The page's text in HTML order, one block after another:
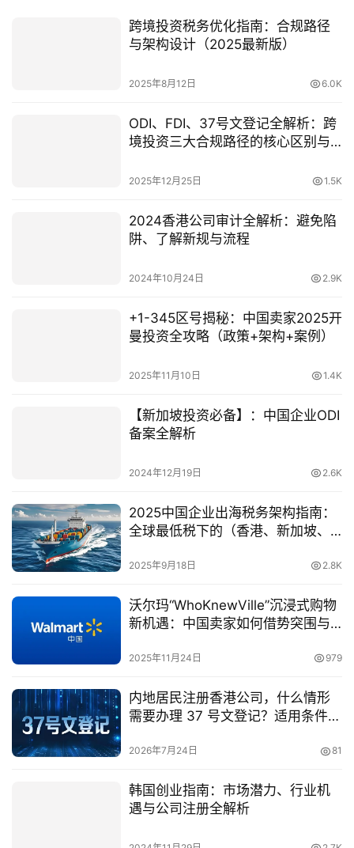
跨境投资税务优化指南：合规路径
与架构设计（2025最新版）
2025年8月12日 6.0K
ODI、FDI、37号文登记全解析：跨
境投资三大合规路径的核心区别与
2025年12月25日 1.5K
2024香港公司审计全解析：避免陷
阱、了解新规与流程
2024年10月24日 2.9K
+1-345区号揭秘：中国卖家2025开
曼投资全攻略（政策+架构+案例）
2025年11月10日 1.4K
【新加坡投资必备】：中国企业ODI
备案全解析
2024年12月19日 2.6K
2025中国企业出海税务架构指南：
全球最低税下的（香港、新加坡、
2025年9月18日 2.8K
沃尔玛“WhoKnewVille”沉浸式购物
新机遇：中国卖家如何借势突围与
2025年11月24日 979
内地居民注册香港公司，什么情形
需要办理 37 号文登记？适用条件、
2026年7月24日 81
韩国创业指南：市场潜力、行业机
遇与公司注册全解析